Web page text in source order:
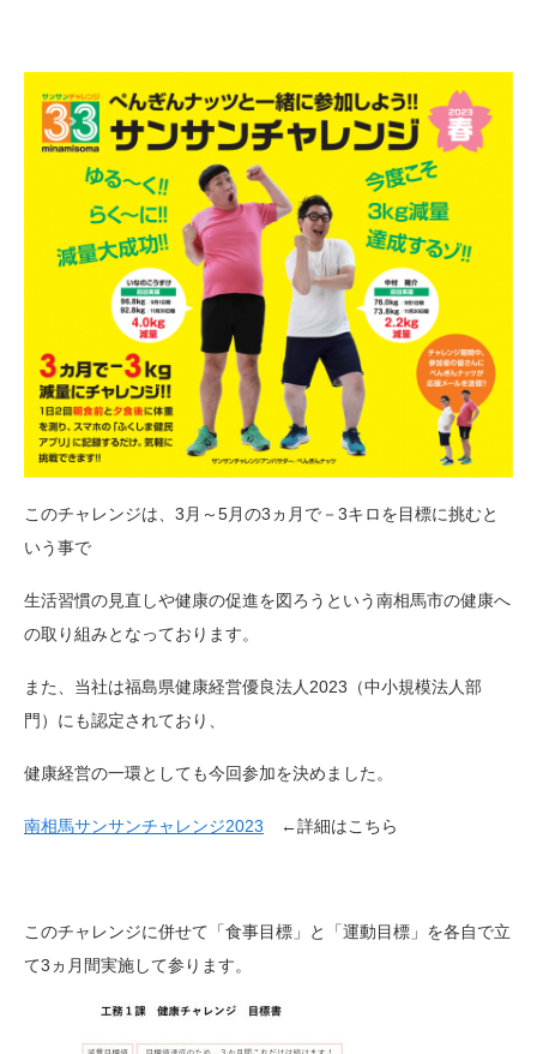
このチャレンジは、3月～5月の3ヵ月で－3キロを目標に挑むと
いう事で
生活習慣の見直しや健康の促進を図ろうという南相馬市の健康へ
の取り組みとなっております。
また、当社は福島県健康経営優良法人2023（中小規模法人部
門）にも認定されており、
健康経営の一環としても今回参加を決めました。
南相馬サンサンチャレンジ2023 ←詳細はこちら
このチャレンジに併せて「食事目標」と「運動目標」を各自で立
て3ヵ月間実施して参ります。